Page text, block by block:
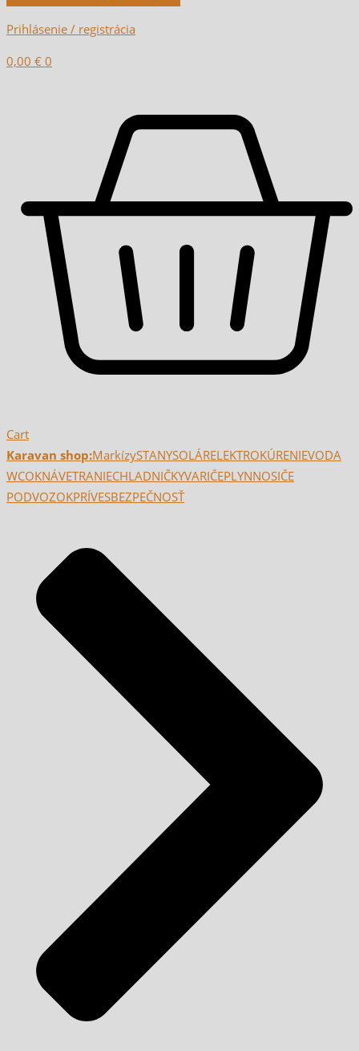
Prihlásenie / registrácia
0,00 € 0
Cart
Karavan shop:MarkízySTANYSOLÁRELEKTROKÚRENIEVODA
WCOKNÁVETRANIECHLADNIČKYVARIČEPLYNNOSIČE
PODVOZOKPRÍVESBEZPEČNOSŤ